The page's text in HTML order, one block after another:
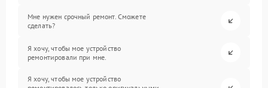
Мне нужен срочный ремонт. Сможете
сделать?
Я хочу, чтобы мое устройство
ремонтировали при мне.
Я хочу, чтобы мое устройство